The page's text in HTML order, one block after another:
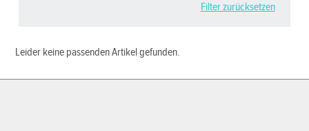
Filter zurücksetzen
Leider keine passenden Artikel gefunden.